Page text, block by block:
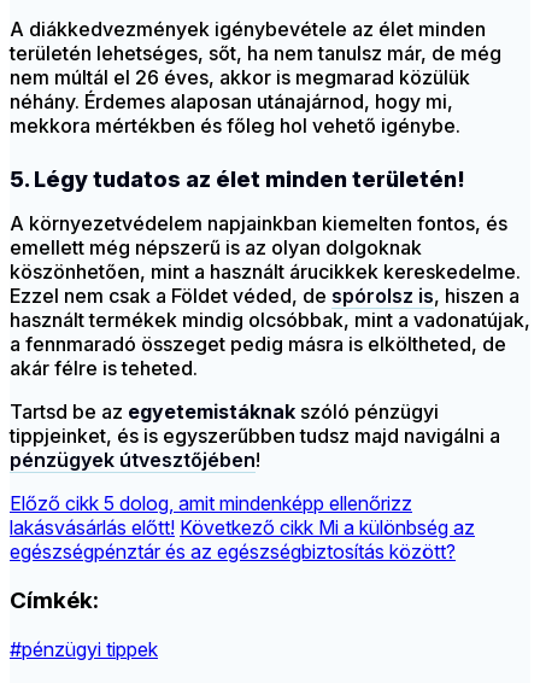
A diákkedvezmények igénybevétele az élet minden
területén lehetséges, sőt, ha nem tanulsz már, de még
nem múltál el 26 éves, akkor is megmarad közülük
néhány. Érdemes alaposan utánajárnod, hogy mi,
mekkora mértékben és főleg hol vehető igénybe.
5. Légy tudatos az élet minden területén!
A környezetvédelem napjainkban kiemelten fontos, és
emellett még népszerű is az olyan dolgoknak
köszönhetően, mint a használt árucikkek kereskedelme.
Ezzel nem csak a Földet véded, de spórolsz is, hiszen a
használt termékek mindig olcsóbbak, mint a vadonatújak,
a fennmaradó összeget pedig másra is elköltheted, de
akár félre is teheted.
Tartsd be az egyetemistáknak szóló pénzügyi
tippjeinket, és is egyszerűbben tudsz majd navigálni a
pénzügyek útvesztőjében!
Előző cikk 5 dolog, amit mindenképp ellenőrizz
lakásvásárlás előtt! Következő cikk Mi a különbség az
egészségpénztár és az egészségbiztosítás között?
Címkék:
#pénzügyi tippek